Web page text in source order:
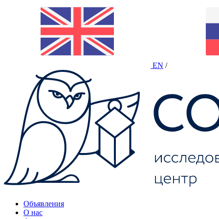
EN /
Объявления
О нас